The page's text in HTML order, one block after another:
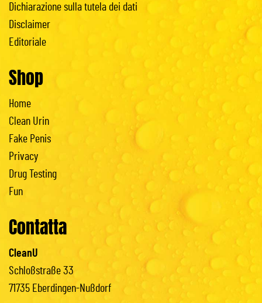
Dichiarazione sulla tutela dei dati
Disclaimer
Editoriale
Shop
Home
Clean Urin
Fake Penis
Privacy
Drug Testing
Fun
Contatta
CleanU
Schloßstraße 33
71735 Eberdingen-Nußdorf